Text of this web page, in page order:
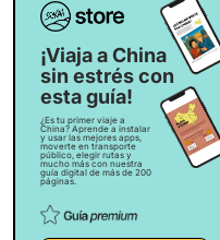
¡Viaja a China
sin estrés con
esta guía!
¿Es tu primer viaje a
China? Aprende a instalar
y usar las mejores apps,
moverte en transporte
público, elegir rutas y
mucho más con nuestra
guía digital de más de 200
páginas.